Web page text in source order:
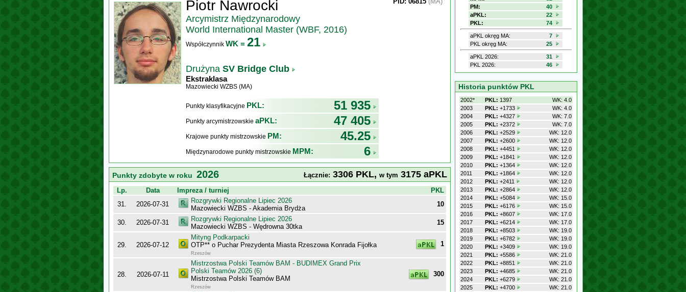
Piotr Nawrocki
Arcymistrz Międzynarodowy
World International Master (WBF, 2016)
Współczynnik WK = 21
Drużyna SV Bridge Club
Ekstraklasa
Mazowiecki WZBS (MA)
Punkty klasyfikacyjne PKL: 51 935
Punkty arcymistrzowskie aPKL: 47 405
Krajowe punkty mistrzowskie PM: 45.25
Międzynarodowe punkty mistrzowskie MPM: 6
Punkty zdobyte w roku 2026 Łącznie: 3306 PKL, w tym 3175 aPKL
Lp. Data Impreza / turniej
PKL
31.
2026-07-31
Rozgrywki Regionalne Lipiec 2026
Mazowiecki WZBS - Akademia Brydża
10
30. 2026-07-31
Rozgrywki Regionalne Lipiec 2026
Mazowiecki WZBS - Wędrowna 30tka
15
29. 2026-07-12
Mityng Podkarpacki
OTP** o Puchar Prezydenta Miasta Rzeszowa Konrada Fijołka
Rzeszów
1
28. 2026-07-11
Mistrzostwa Polski Teamów BAM - BUDIMEX Grand Prix
Polski Teamów 2026 (6)
Mistrzostwa Polski Teamów BAM
Rzeszów
300
PM:
40
aPKL:
22
PKL:
74
aPKL okręg MA:
7
PKL okręg MA:
25
aPKL 2026:
31
PKL 2026:
46
Historia punktów PKL
2002* PKL: 1397
WK: 4.0
2003
PKL: +1733
WK: 4.0
2004
PKL: +4327
WK: 7.0
2005
PKL: +2372
WK: 7.0
2006
PKL: +2529
WK: 12.0
2007
PKL: +2600
WK: 12.0
2008
PKL: +4451
WK: 12.0
2009
PKL: +1841
WK: 12.0
2010
PKL: +1364
WK: 12.0
2011
PKL: +1864
WK: 12.0
2012
PKL: +2411
WK: 12.0
2013
PKL: +2864
WK: 12.0
2014
PKL: +5084
WK: 15.0
2015
PKL: +6176
WK: 15.0
2016
PKL: +8607
WK: 17.0
2017
PKL: +6214
WK: 17.0
2018
PKL: +8503
WK: 19.0
2019
PKL: +6782
WK: 19.0
2020
PKL: +3409
WK: 19.0
2021
PKL: +5586
WK: 21.0
2022
PKL: +8851
WK: 21.0
2023
PKL: +4685
WK: 21.0
2024
PKL: +6279
WK: 21.0
2025
PKL: +4700
WK: 21.0